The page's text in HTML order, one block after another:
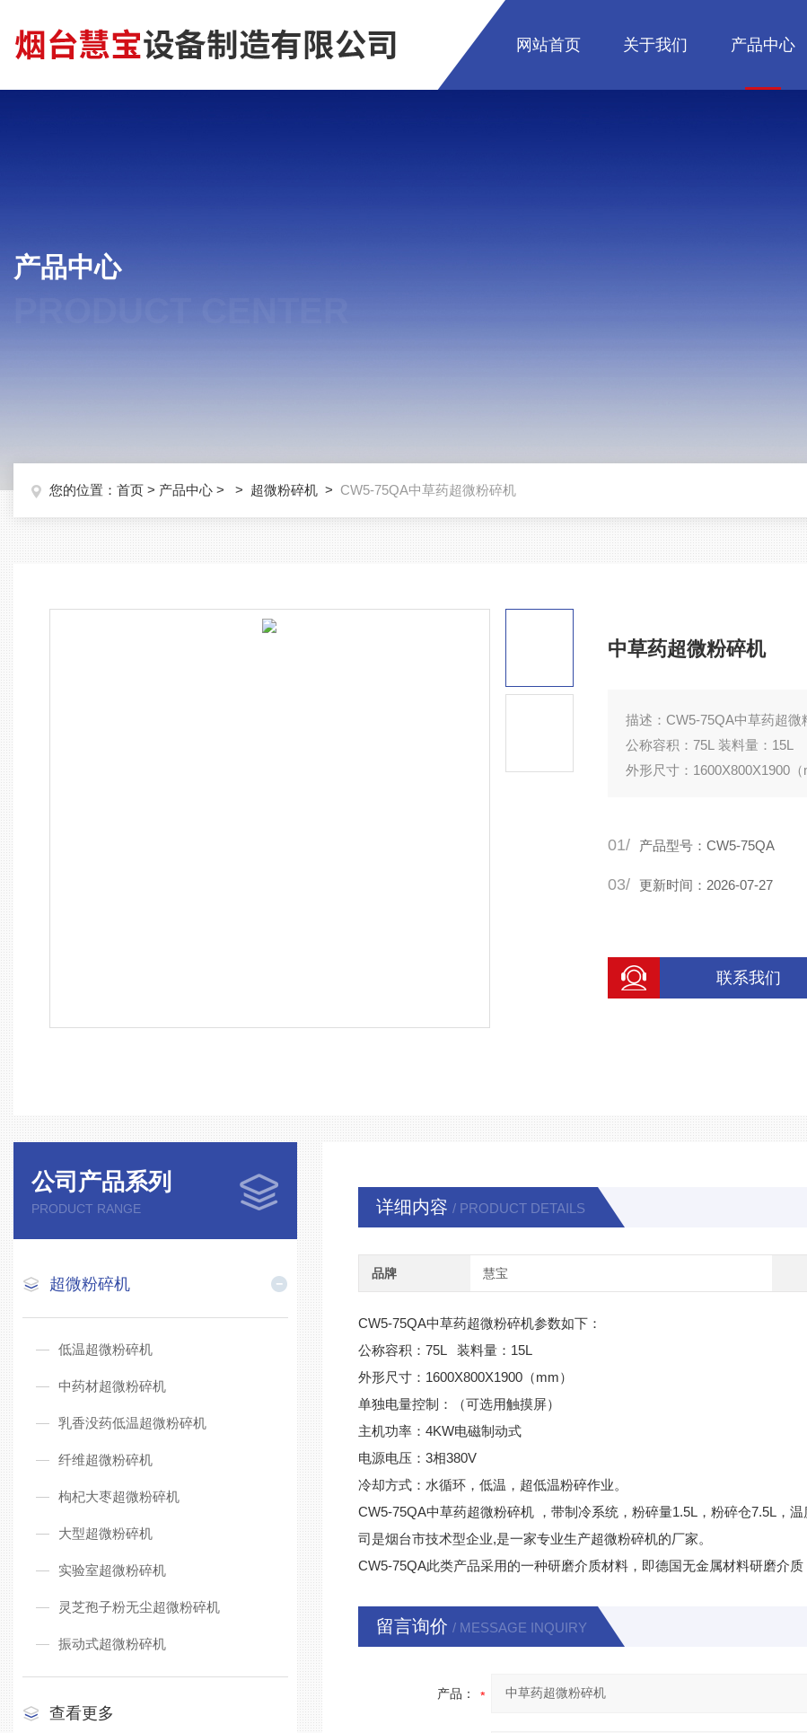
网站首页 关于我们 产品中心
产品中心
您的位置： 首页 > 产品中心 > > 超微粉碎机 > CW5-75QA中草药超微粉碎机
中草药超微粉碎机
描述：CW5-75QA中草药超微
公称容积：75L 装料量：15L
外形尺寸：1600X800X1900（
电源电压：3相380V
01/ 产品型号：CW5-75QA
03/ 更新时间：2026-07-27
联系我们
公司产品系列
PRODUCT RANGE
超微粉碎机
低温超微粉碎机
中药材超微粉碎机
乳香没药低温超微粉碎机
纤维超微粉碎机
枸杞大枣超微粉碎机
大型超微粉碎机
实验室超微粉碎机
灵芝孢子粉无尘超微粉碎机
振动式超微粉碎机
查看更多
详细内容 / PRODUCT DETAILS
品牌 慧宝
CW5-75QA中草药超微粉碎机参数如下：
公称容积：75L 装料量：15L
外形尺寸：1600X800X1900（mm）
单独电量控制：（可选用触摸屏）
主机功率：4KW电磁制动式
电源电压：3相380V
冷却方式：水循环，低温，超低温粉碎作业。
CW5-75QA中草药超微粉碎机 ，带制冷系统，粉碎量1.5L，粉碎仓7.5L，
司是烟台市技术型企业,是一家专业生产超微粉碎机的厂家。
CW5-75QA此类产品采用的一种研磨介质材料，即德国无金属材料研磨介
留言询价 / MESSAGE INQUIRY
产品：